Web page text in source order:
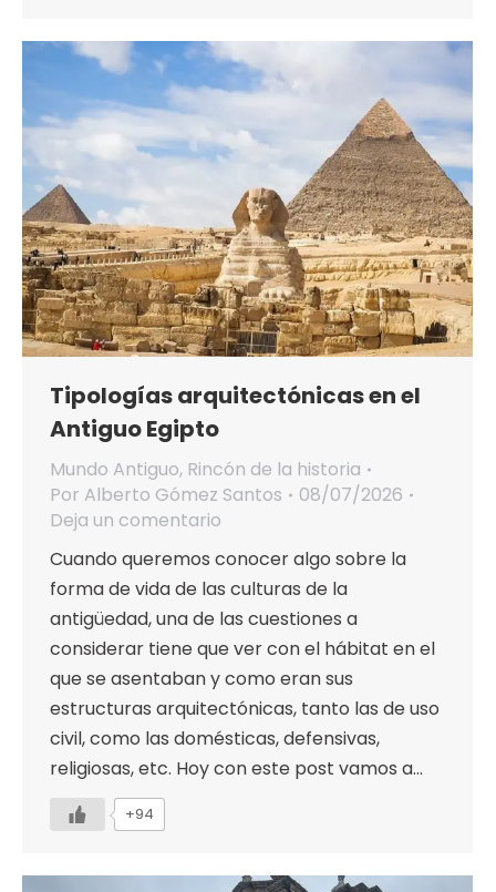
Tipologías arquitectónicas en el
Antiguo Egipto
Mundo Antiguo, Rincón de la historia
Por Alberto Gómez Santos
08/07/2026
Deja un comentario
Cuando queremos conocer algo sobre la
forma de vida de las culturas de la
antigüedad, una de las cuestiones a
considerar tiene que ver con el hábitat en el
que se asentaban y como eran sus
estructuras arquitectónicas, tanto las de uso
civil, como las domésticas, defensivas,
religiosas, etc. Hoy con este post vamos a…
+94